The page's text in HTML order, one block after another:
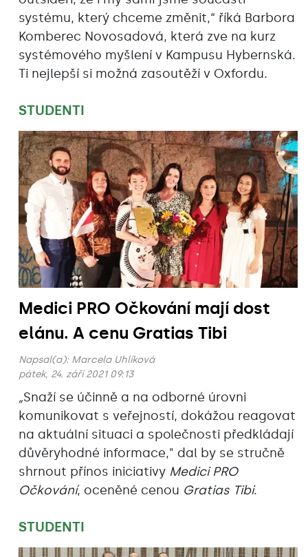
systému, který chceme změnit,“ říká Barbora
Komberec Novosadová, která zve na kurz
systémového myšlení v Kampusu Hybernská.
Ti nejlepší si možná zasoutěží v Oxfordu.
STUDENTI
Medici PRO Očkování mají dost
elánu. A cenu Gratias Tibi
Napsal(a): Marcela Uhlíková
pátek, 24. září 2021 09:13
„Snaží se účinně a na odborné úrovni
komunikovat s veřejností, dokážou reagovat
na aktuální situaci a společnosti předkládají
důvěryhodné informace," dal by se stručně
shrnout přínos iniciativy Medici PRO
Očkování, oceněné cenou Gratias Tibi.
STUDENTI